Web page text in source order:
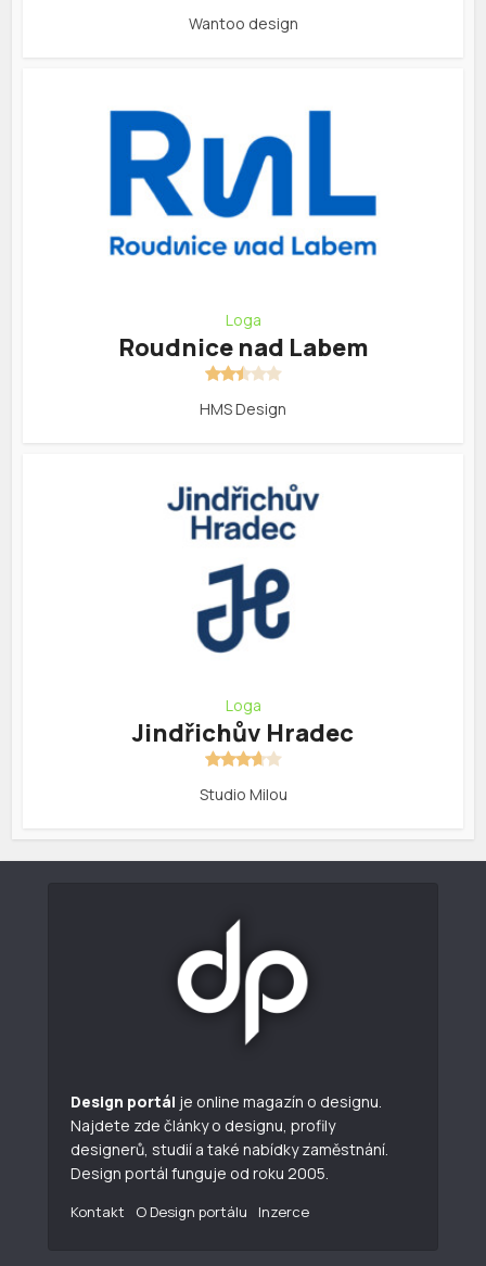
Wantoo design
Loga
Roudnice nad Labem
HMS Design
Loga
Jindřichův Hradec
Studio Milou
Design portál je online magazín o designu.
Najdete zde články o designu, profily
designerů, studií a také nabídky zaměstnání.
Design portál funguje od roku 2005.
Kontakt O Design portálu Inzerce